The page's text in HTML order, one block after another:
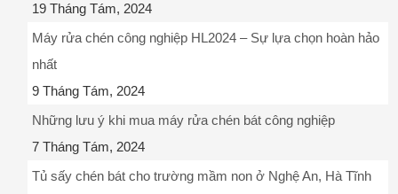
19 Tháng Tám, 2024
Máy rửa chén công nghiệp HL2024 – Sự lựa chọn hoàn hảo
nhất
9 Tháng Tám, 2024
Những lưu ý khi mua máy rửa chén bát công nghiệp
7 Tháng Tám, 2024
Tủ sấy chén bát cho trường mầm non ở Nghệ An, Hà Tĩnh